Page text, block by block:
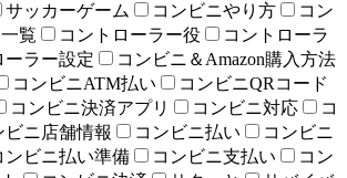
サッカーゲーム コンビニやり方
コン
覧
コントローラー役
コントローラ
ーラー設定
コンビニ＆Amazon購入方法
コンビニATM払い
コンビニQRコード
コンビニ決済アプリ コンビニ対応
コ
ビニ店舗情報 コンビニ払い
コンビニ
ンビニ払い準備 コンビニ支払い
コン